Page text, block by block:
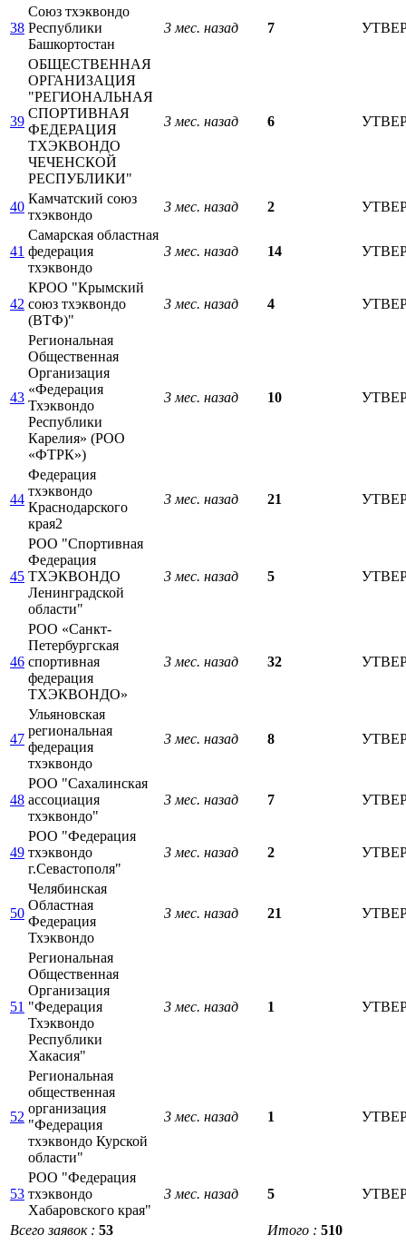
38
Союз тхэквондо
Республики
Башкортостан
3 мес. назад 7
39
ОБЩЕСТВЕННАЯ
ОРГАНИЗАЦИЯ
"РЕГИОНАЛЬНАЯ
СПОРТИВНАЯ
ФЕДЕРАЦИЯ
ТХЭКВОНДО
ЧЕЧЕНСКОЙ
РЕСПУБЛИКИ"
3 мес. назад 6
40
Камчатский союз
тхэквондо
3 мес. назад 2
41
Самарская областная
федерация
тхэквондо
3 мес. назад 14
42
КРОО "Крымский
союз тхэквондо
(ВТФ)"
3 мес. назад 4
43
Региональная
Общественная
Организация
«Федерация
Тхэквондо
Республики
Карелия» (РОО
«ФТРК»)
3 мес. назад 10
44
Федерация
тхэквондо
Краснодарского
края2
3 мес. назад 21
45
РОО "Спортивная
Федерация
ТХЭКВОНДО
Ленинградской
области"
3 мес. назад 5
46
РОО «Санкт-
Петербургская
спортивная
федерация
ТХЭКВОНДО»
3 мес. назад 32
47
Ульяновская
региональная
федерация
тхэквондо
3 мес. назад 8
48
РОО "Сахалинская
ассоциация
тхэквондо"
3 мес. назад 7
49
РОО "Федерация
тхэквондо
г.Севастополя"
3 мес. назад 2
50
Челябинская
Областная
Федерация
Тхэквондо
3 мес. назад 21
51
Региональная
Общественная
Организация
"Федерация
Тхэквондо
Республики
Хакасия"
3 мес. назад 1
52
Региональная
общественная
организация
"Федерация
тхэквондо Курской
области"
3 мес. назад 1
53
РОО "Федерация
тхэквондо
Хабаровского края"
3 мес. назад 5
Всего заявок : 53 Итого : 510